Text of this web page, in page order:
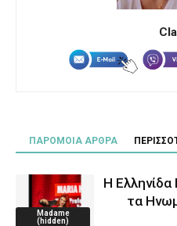
ΠΑΡΟΜΟΙΑ ΑΡΘΡΑ
Madame
(hidden)
Η
τα